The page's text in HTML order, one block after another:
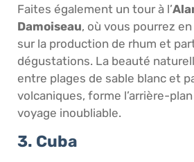
Faites également un tour à l’
Damoiseau, où vous pourrez
sur la production de rhum et
dégustations. La beauté
entre plages de sable blanc et
volcaniques, forme l’arrière-
voyage inoubliable.
3. Cuba